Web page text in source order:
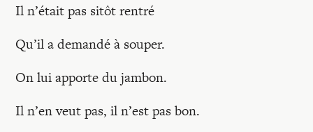
Il n’était pas sitôt rentré
Qu’il a demandé à souper.
On lui apporte du jambon.
Il n’en veut pas, il n’est pas bon.